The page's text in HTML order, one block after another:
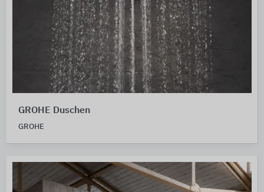
GROHE Duschen
GROHE